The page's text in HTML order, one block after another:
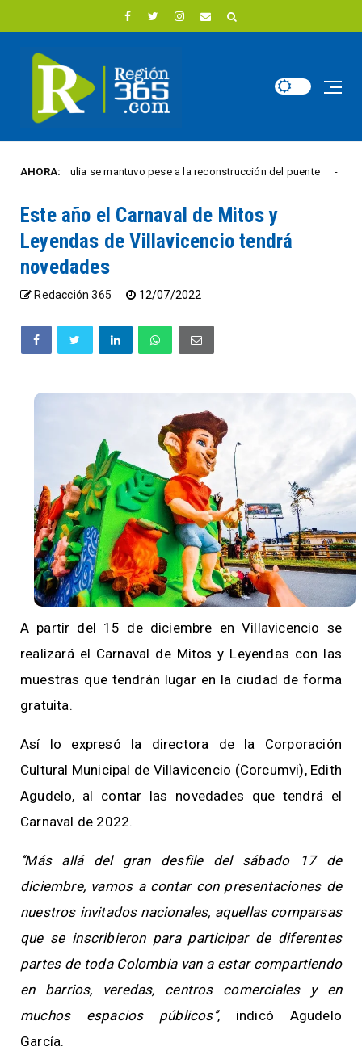
AHORA:
Villa Julia se mantuvo pese a la reconstrucción del puente
Este año el Carnaval de Mitos y
Leyendas de Villavicencio tendrá
novedades
Redacción 365 12/07/2022
A partir del 15 de diciembre en Villavicencio se
realizará el Carnaval de Mitos y Leyendas con las
muestras que tendrán lugar en la ciudad de forma
gratuita.
Así lo expresó la directora de la Corporación
Cultural Municipal de Villavicencio (Corcumvi), Edith
Agudelo, al contar las novedades que tendrá el
Carnaval de 2022.
‘‘Más allá del gran desfile del sábado 17 de
diciembre, vamos a contar con presentaciones de
nuestros invitados nacionales, aquellas comparsas
que se inscribieron para participar de diferentes
partes de toda Colombia van a estar compartiendo
en barrios, veredas, centros comerciales y en
muchos espacios públicos’’, indicó Agudelo
García.